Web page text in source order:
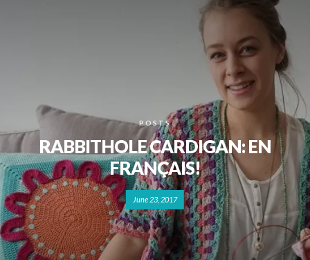
POSTS
RABBITHOLE CARDIGAN: EN
FRANÇAIS!
June 23, 2017